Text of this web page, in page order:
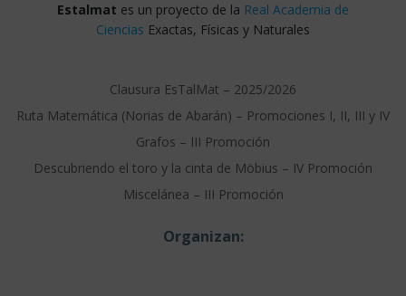
Estalmat es un proyecto de la Real Academia de
Ciencias Exactas, Físicas y Naturales
Clausura EsTalMat – 2025/2026
Ruta Matemática (Norias de Abarán) – Promociones I, II, III y IV
Grafos – III Promoción
Descubriendo el toro y la cinta de Möbius – IV Promoción
Miscelánea – III Promoción
Organizan: